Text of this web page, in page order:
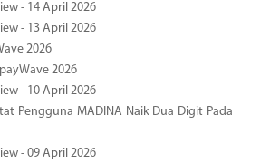
- 14 April 2026
- 13 April 2026
2026
2026
- 10 April 2026
Pengguna MADINA Naik Dua Digit Pada
- 09 April 2026